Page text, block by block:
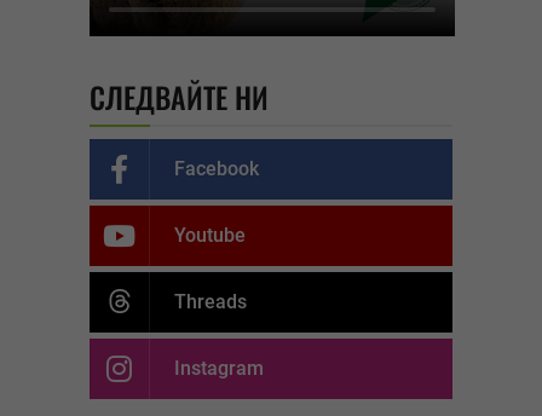
СЛЕДВАЙТЕ НИ
Facebook
Youtube
Threads
Instagram